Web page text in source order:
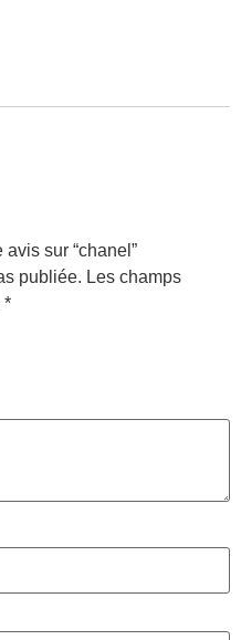
sur “chanel”
publiée. Les champs
*